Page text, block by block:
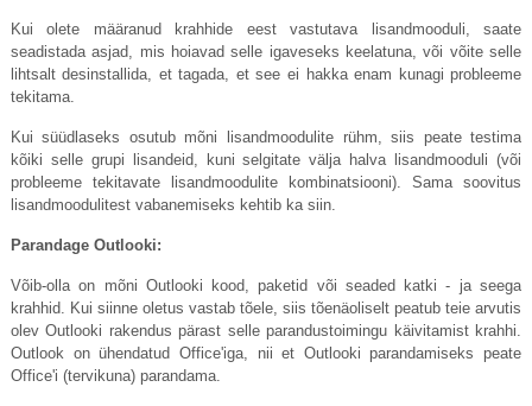
Kui olete määranud krahhide eest vastutava lisandmooduli, saate
seadistada asjad, mis hoiavad selle igaveseks keelatuna, või võite selle
lihtsalt desinstallida, et tagada, et see ei hakka enam kunagi probleeme
tekitama.
Kui süüdlaseks osutub mõni lisandmoodulite rühm, siis peate testima
kõiki selle grupi lisandeid, kuni selgitate välja halva lisandmooduli (või
probleeme tekitavate lisandmoodulite kombinatsiooni). Sama soovitus
lisandmoodulitest vabanemiseks kehtib ka siin.
Parandage Outlooki:
Võib-olla on mõni Outlooki kood, paketid või seaded katki - ja seega
krahhid. Kui siinne oletus vastab tõele, siis tõenäoliselt peatub teie arvutis
olev Outlooki rakendus pärast selle parandustoimingu käivitamist krahhi.
Outlook on ühendatud Office'iga, nii et Outlooki parandamiseks peate
Office'i (tervikuna) parandama.